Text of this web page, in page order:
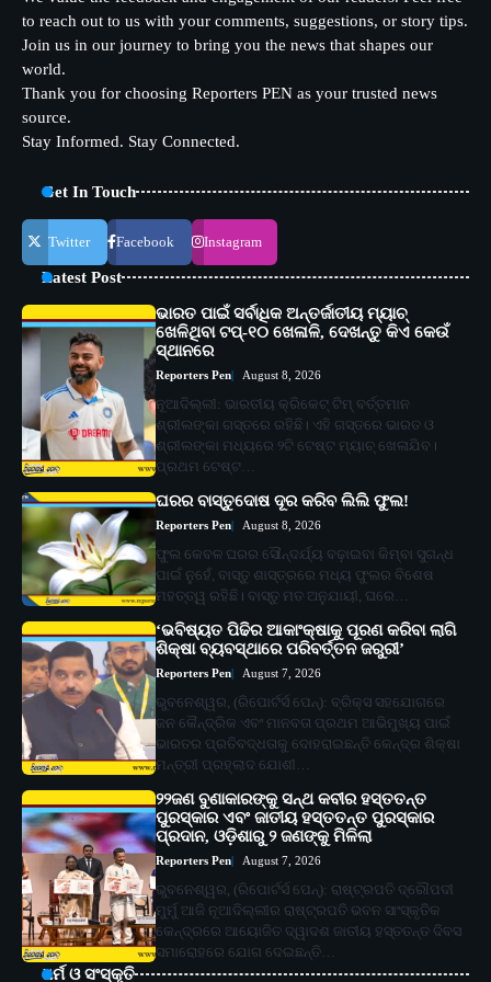
to reach out to us with your comments, suggestions, or story tips.
Join us in our journey to bring you the news that shapes our
world.
Thank you for choosing Reporters PEN as your trusted news
source.
Stay Informed. Stay Connected.
Get In Touch
Twitter Facebook Instagram
Latest Post
ଭାରତ ପାଇଁ ସର୍ବାଧିକ ଅନ୍ତର୍ଜାତୀୟ ମ୍ୟାଚ୍
ଖେଳିଥିବା ଟପ୍-୧୦ ଖେଳାଳି, ଦେଖନ୍ତୁ କିଏ କେଉଁ
ସ୍ଥାନରେ
Reporters Pen August 8, 2026
ନୂଆଦିଲ୍ଲୀ: ଭାରତୀୟ କ୍ରିକେଟ୍ ଟିମ୍ ବର୍ତ୍ତମାନ
ଶ୍ରୀଲଙ୍କା ଗସ୍ତରେ ରହିଛି। ଏହି ଗସ୍ତରେ ଭାରତ ଓ
ଶ୍ରୀଲଙ୍କା ମଧ୍ୟରେ ୨ଟି ଟେଷ୍ଟ ମ୍ୟାଚ୍ ଖେଳାଯିବ।
ପ୍ରଥମ ଟେଷ୍ଟ…
ଘରର ବାସ୍ତୁଦୋଷ ଦୂର କରିବ ଲିଲି ଫୁଲ!
Reporters Pen August 8, 2026
ଫୁଲ କେବଳ ଘରର ସୌନ୍ଦର୍ଯ୍ୟ ବଢ଼ାଇବା କିମ୍ବା ସୁଗନ୍ଧ
ପାଇଁ ନୁହେଁ, ବାସ୍ତୁ ଶାସ୍ତ୍ରରେ ମଧ୍ୟ ଫୁଲର ବିଶେଷ
ମହତ୍ତ୍ୱ ରହିଛି। ବାସ୍ତୁ ମତ ଅନୁଯାୟୀ, ଘରେ…
‘ଭବିଷ୍ୟତ ପିଢିର ଆକାଂକ୍ଷାକୁ ପୂରଣ କରିବା ଲାଗି
ଶିକ୍ଷା ବ୍ୟବସ୍ଥାରେ ପରିବର୍ତ୍ତନ ଜରୁରୀ’
Reporters Pen August 7, 2026
ଭୁବନେଶ୍ୱର, (ରିପୋର୍ଟର୍ସ ପେନ୍‌): ବ୍ରିକ୍ସ ସହଯୋଗରେ
ଜନ କୈନ୍ଦ୍ରିକ ଏବଂ ମାନବତା ପ୍ରଥମ ଆଭିମୁଖ୍ୟ ପାଇଁ
ଭାରତର ପ୍ରତିବଦ୍ଧତାକୁ ଦୋହରାଇଛନ୍ତି କେନ୍ଦ୍ର ଶିକ୍ଷା
ମନ୍ତ୍ରୀ ପ୍ରହ୍ଲାଦ ଯୋଶୀ…
୨୨ଜଣ ବୁଣାକାରଙ୍କୁ ସନ୍ଥ କବୀର ହସ୍ତତନ୍ତ
ପୁରସ୍କାର ଏବଂ ଜାତୀୟ ହସ୍ତତନ୍ତ ପୁରସ୍କାର
ପ୍ରଦାନ, ଓଡ଼ିଶାରୁ ୨ ଜଣଙ୍କୁ ମିଳିଲା
Reporters Pen August 7, 2026
ଭୁବନେଶ୍ୱର, (ରିପୋର୍ଟର୍ସ ପେନ୍‌): ରାଷ୍ଟ୍ରପତି ଦ୍ରୌପଦୀ
ମୁର୍ମୁ ଆଜି ନୂଆଦିଲ୍ଲୀର ରାଷ୍ଟ୍ରପତି ଭବନ ସାଂସ୍କୃତିକ
କେନ୍ଦ୍ରରେ ଆୟୋଜିତ ଦ୍ୱାଦଶ ଜାତୀୟ ହସ୍ତତନ୍ତ ଦିବସ
ସମାରୋହରେ ଯୋଗ ଦେଇଛନ୍ତି…
ଧର୍ମ ଓ ସଂସ୍କୃତି